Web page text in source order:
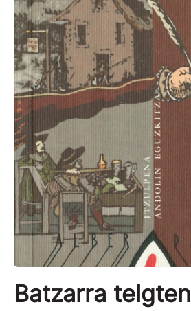
Batzarra telgten